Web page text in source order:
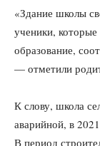
«Здание школы
ученики, которые
образование,
— отметили
К слову, школа
аварийной, в
В период